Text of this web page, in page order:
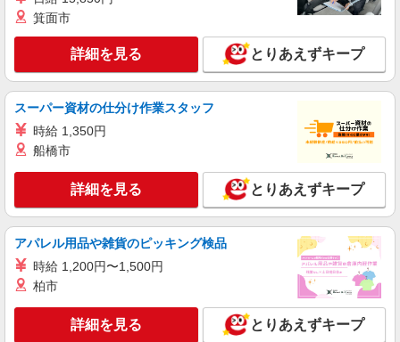
時給1550円〜2187円 ＜日払い有/週払い有/交
通費全支給(ガソリン代含む)＞
姫路市飾磨区
キープ 詳細を見る
派遣社員
株式会社kotrio /●KB-H-1900101
京口駅＊医療現場を支える看護助手＊嬉しい高
時給◎研修あり
時給1450円〜2187円 ＜日払い有/週払い有/交
通費全支給(ガソリン代含む)＞
姫路市内 最寄り駅：京口
詳細を見る
箕面市
詳細を見る とりあえずキープ
スーパー資材の仕分け作業スタッフ
時給 1,350円
船橋市
詳細を見る とりあえずキープ
アパレル用品や雑貨のピッキング検品
時給 1,200円〜1,500円
柏市
詳細を見る とりあえずキープ